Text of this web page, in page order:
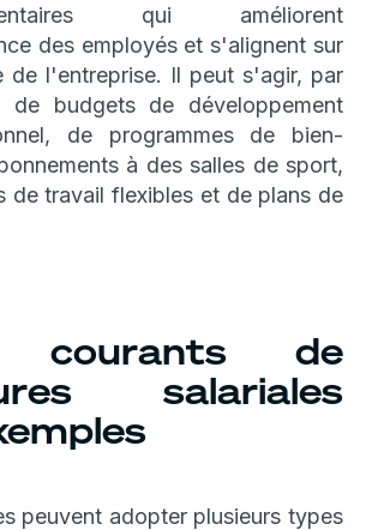
qui améliorent
des employés et s'alignent sur
de l'entreprise. Il peut s'agir, par
de budgets de développement
de programmes de bien-
à des salles de sport,
de travail flexibles et de plans de
courants de
salariales
peuvent adopter plusieurs types